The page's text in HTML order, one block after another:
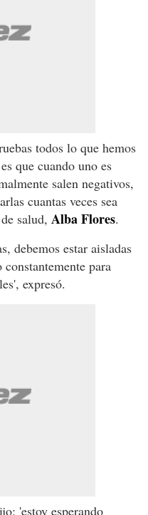
todos lo que hemos
que cuando uno es
salen negativos,
cuantas veces sea
salud, Alba Flores.
debemos estar aisladas
para
expresó.
'estoy esperando